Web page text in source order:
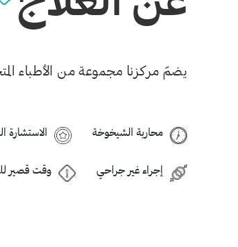
يضمّ مركزنا مجموعة من الأطباء
محاربة الشيخوخة الاستشارة
إجراء غير جراحي وقت قصير